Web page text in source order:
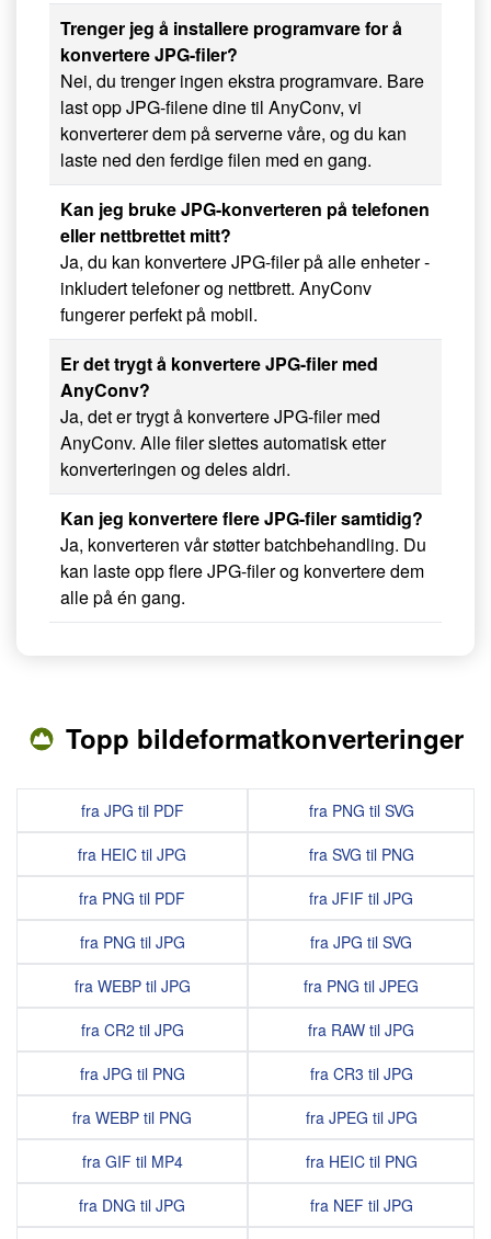
Trenger jeg å installere programvare for å
konvertere JPG-filer?
Nei, du trenger ingen ekstra programvare. Bare
last opp JPG-filene dine til AnyConv, vi
konverterer dem på serverne våre, og du kan
laste ned den ferdige filen med en gang.
Kan jeg bruke JPG-konverteren på telefonen
eller nettbrettet mitt?
Ja, du kan konvertere JPG-filer på alle enheter -
inkludert telefoner og nettbrett. AnyConv
fungerer perfekt på mobil.
Er det trygt å konvertere JPG-filer med
AnyConv?
Ja, det er trygt å konvertere JPG-filer med
AnyConv. Alle filer slettes automatisk etter
konverteringen og deles aldri.
Kan jeg konvertere flere JPG-filer samtidig?
Ja, konverteren vår støtter batchbehandling. Du
kan laste opp flere JPG-filer og konvertere dem
alle på én gang.
Topp bildeformatkonverteringer
fra JPG til PDF
fra HEIC til JPG
fra PNG til PDF
fra PNG til JPG
fra WEBP til JPG
fra CR2 til JPG
fra JPG til PNG
fra WEBP til PNG
fra GIF til MP4
fra DNG til JPG
fra PNG til SVG
fra SVG til PNG
fra JFIF til JPG
fra JPG til SVG
fra PNG til JPEG
fra RAW til JPG
fra CR3 til JPG
fra JPEG til JPG
fra HEIC til PNG
fra NEF til JPG